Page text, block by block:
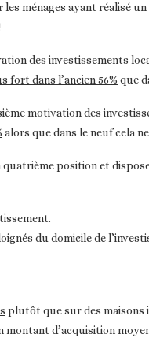
ménages ayant réalisé
des investissements
fort dans l’ancien 56% que
motivation des
alors que dans le neuf cela
quatrième position et
du domicile de
plutôt que sur des maisons
d’acquisition